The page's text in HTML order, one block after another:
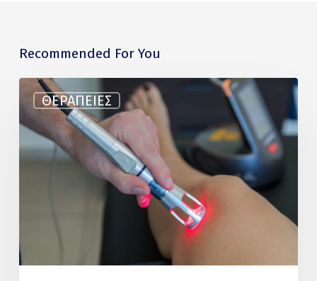
Recommended For You
ΘΕΡΑΠΕΊΕΣ
LASER
ΥΨΗΛΗΣ
ΙΣΧΥΟΣ